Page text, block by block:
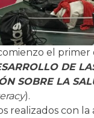
el primer
DE
SOBRE LA
).
realizados con